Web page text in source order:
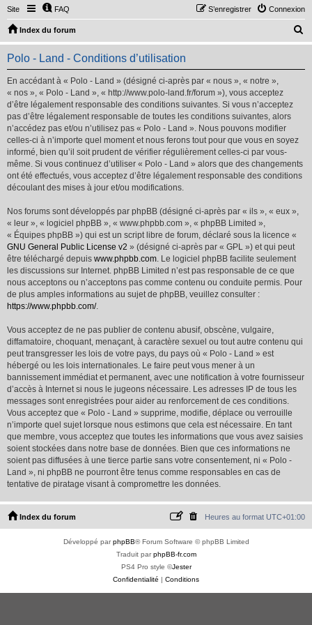
Site FAQ Connexion
S’enregistrer
Index du forum
e
Polo - Land - Conditions d’utilisation
En accédant à « Polo - Land » (désigné ci-après par « nous », « notre »,
« nos », « Polo - Land », « http://www.polo-land.fr/forum »), vous acceptez
d’être légalement responsable des conditions suivantes. Si vous n’acceptez
pas d’être légalement responsable de toutes les conditions suivantes, alors
n’accédez pas et/ou n’utilisez pas « Polo - Land ». Nous pouvons modifier
celles-ci à n’importe quel moment et nous ferons tout pour que vous en soyez
informé, bien qu’il soit prudent de vérifier régulièrement celles-ci par vous-
même. Si vous continuez d’utiliser « Polo - Land » alors que des changements
ont été effectués, vous acceptez d’être légalement responsable des conditions
découlant des mises à jour et/ou modifications.
Nos forums sont développés par phpBB (désigné ci-après par « ils », « eux »,
« leur », « logiciel phpBB », « www.phpbb.com », « phpBB Limited »,
« Équipes phpBB ») qui est un script libre de forum, déclaré sous la licence «
GNU General Public License v2 » (désigné ci-après par « GPL ») et qui peut
être téléchargé depuis www.phpbb.com. Le logiciel phpBB facilite seulement
les discussions sur Internet. phpBB Limited n’est pas responsable de ce que
nous acceptons ou n’acceptons pas comme contenu ou conduite permis. Pour
de plus amples informations au sujet de phpBB, veuillez consulter :
https://www.phpbb.com/.
Vous acceptez de ne pas publier de contenu abusif, obscène, vulgaire,
diffamatoire, choquant, menaçant, à caractère sexuel ou tout autre contenu qui
peut transgresser les lois de votre pays, du pays où « Polo - Land » est
hébergé ou les lois internationales. Le faire peut vous mener à un
bannissement immédiat et permanent, avec une notification à votre fournisseur
d’accès à Internet si nous le jugeons nécessaire. Les adresses IP de tous les
messages sont enregistrées pour aider au renforcement de ces conditions.
Vous acceptez que « Polo - Land » supprime, modifie, déplace ou verrouille
n’importe quel sujet lorsque nous estimons que cela est nécessaire. En tant
que membre, vous acceptez que toutes les informations que vous avez saisies
soient stockées dans notre base de données. Bien que ces informations ne
soient pas diffusées à une tierce partie sans votre consentement, ni « Polo -
Land », ni phpBB ne pourront être tenus comme responsables en cas de
tentative de piratage visant à compromettre les données.
Index du forum Heures au format UTC+01:00
Développé parphpBB® Forum Software © phpBB Limited
Traduit parphpBB-fr.com
PS4 Pro style ©Jester
Confidentialité | Conditions